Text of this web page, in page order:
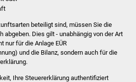
Öffentliche
Ausschreibung
Europaweite
beteiligt sind, müssen Sie die
abgeben. Dies gilt - unabhängig von der Art
nur für die Anlage EÜR
und die Bilanz, sondern auch für die
Ihre Steuererklärung authentifiziert